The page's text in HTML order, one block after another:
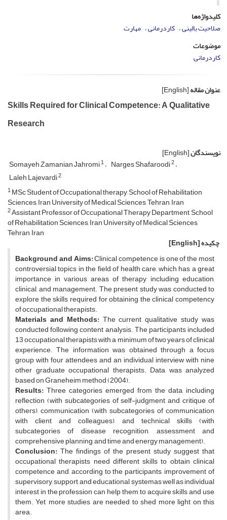
کلیدواژه‌ها
صلاحیت بالینی کاردرمانی مهارت
موضوعات
کاردرمانی
عنوان مقاله[English]
Skills Required for Clinical Competence: A Qualitative
Research
نویسندگان[English]
Somayeh Zamanian Jahromi1 Narges Shafaroodi2
Laleh Lajevardi2
1MSc Student of Occupational therapy, School of Rehabilitation
Sciences, Iran University of Medical Sciences, Tehran, Iran
2Assistant Professor of Occupational Therapy Department, School
of Rehabilitation Sciences, Iran University of Medical Sciences,
Tehran, Iran
چکیده[English]
Background and Aims:Clinical competence is one of the most
controversial topics in the field of health care, which has a great
importance in various areas of therapy, including education,
clinical, and management. The present study was conducted to
explore the skills required for obtaining the clinical competency
of occupational therapists.
Materials and Methods:The current qualitative study was
conducted following content analysis. The participants included
13 occupational therapists with a minimum of two years of clinical
experience. The information was obtained through a focus
group with four attendees and an individual interview with nine
other graduate occupational therapists. Data was analyzed
based on Graneheim method (2004).
Results: Three categories emerged from the data, including
reflection (with subcategories of self-judgment and critique of
others), communication (with subcategories of communication
with client and colleagues), and technical skills (with
subcategories of disease recognition, assessment and
comprehensive planning, and time and energy management).
Conclusion: The findings of the present study suggest that
occupational therapists need different skills to obtain clinical
competence and, according to the participants, improvement of
supervisory, support, and educational systemas well as individual
interest in the profession can help them to acquire skills and use
them. Yet, more studies are needed to shed more light on this
area.